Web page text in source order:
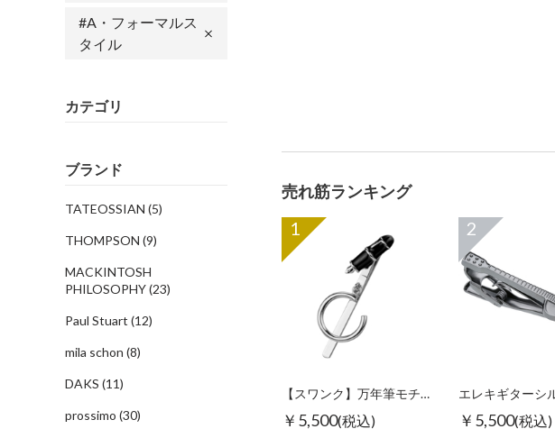
#A・フォーマルス
タイル
カテゴリ
ブランド
TATEOSSIAN (5)
THOMPSON (9)
MACKINTOSH
PHILOSOPHY(23)
Paul Stuart (12)
mila schon (8)
DAKS (11)
prossimo (30)
売れ筋ランキング
1
【スワンク】万年筆モチーフグラスホルダー
￥5,500(税込)
2
￥5,500(税込)